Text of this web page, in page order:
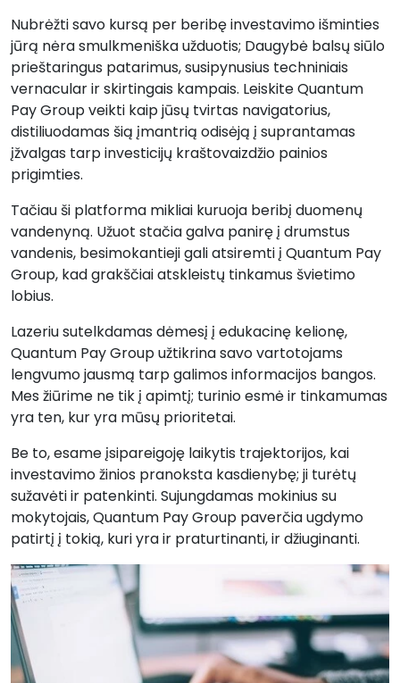
Nubrėžti savo kursą per beribę investavimo išminties
jūrą nėra smulkmeniška užduotis; Daugybė balsų siūlo
prieštaringus patarimus, susipynusius techniniais
vernacular ir skirtingais kampais. Leiskite Quantum
Pay Group veikti kaip jūsų tvirtas navigatorius,
distiliuodamas šią įmantrią odisėją į suprantamas
įžvalgas tarp investicijų kraštovaizdžio painios
prigimties.
Tačiau ši platforma mikliai kuruoja beribį duomenų
vandenyną. Užuot stačia galva panirę į drumstus
vandenis, besimokantieji gali atsiremti į Quantum Pay
Group, kad grakščiai atskleistų tinkamus švietimo
lobius.
Lazeriu sutelkdamas dėmesį į edukacinę kelionę,
Quantum Pay Group užtikrina savo vartotojams
lengvumo jausmą tarp galimos informacijos bangos.
Mes žiūrime ne tik į apimtį; turinio esmė ir tinkamumas
yra ten, kur yra mūsų prioritetai.
Be to, esame įsipareigoję laikytis trajektorijos, kai
investavimo žinios pranoksta kasdienybę; ji turėtų
sužavėti ir patenkinti. Sujungdamas mokinius su
mokytojais, Quantum Pay Group paverčia ugdymo
patirtį į tokią, kuri yra ir praturtinanti, ir džiuginanti.